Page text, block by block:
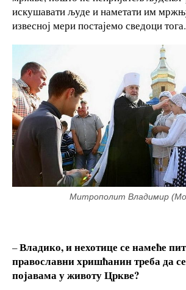
искушавати људе и наметати им
извесној мери постајемо сведоци тога.
Митрополит Владимир
–Владико, и нехотице се намеће
православни хришћанин треба да
појавама у животу Цркве?